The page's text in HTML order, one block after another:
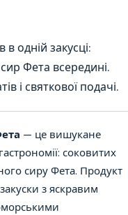
одній закусці:
Фета всередині.
і святкової подачі.
— це вишукане
соковитих
сиру Фета. Продукт
з яскравим